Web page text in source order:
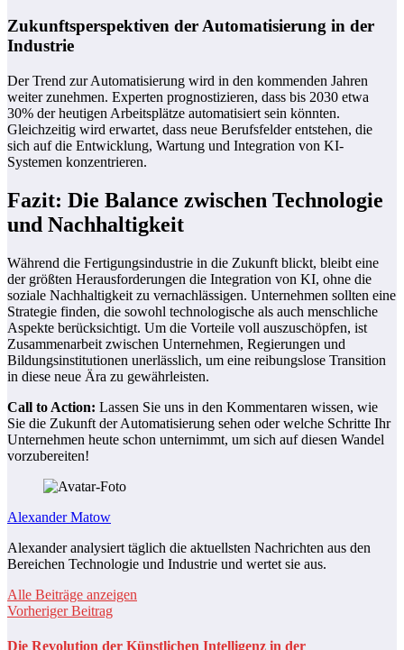
Zukunftsperspektiven der Automatisierung in der
Industrie
Der Trend zur Automatisierung wird in den kommenden Jahren
weiter zunehmen. Experten prognostizieren, dass bis 2030 etwa
30% der heutigen Arbeitsplätze automatisiert sein könnten.
Gleichzeitig wird erwartet, dass neue Berufsfelder entstehen, die
sich auf die Entwicklung, Wartung und Integration von KI-
Systemen konzentrieren.
Fazit: Die Balance zwischen Technologie
und Nachhaltigkeit
Während die Fertigungsindustrie in die Zukunft blickt, bleibt eine
der größten Herausforderungen die Integration von KI, ohne die
soziale Nachhaltigkeit zu vernachlässigen. Unternehmen sollten eine
Strategie finden, die sowohl technologische als auch menschliche
Aspekte berücksichtigt. Um die Vorteile voll auszuschöpfen, ist
Zusammenarbeit zwischen Unternehmen, Regierungen und
Bildungsinstitutionen unerlässlich, um eine reibungslose Transition
in diese neue Ära zu gewährleisten.
Call to Action: Lassen Sie uns in den Kommentaren wissen, wie
Sie die Zukunft der Automatisierung sehen oder welche Schritte Ihr
Unternehmen heute schon unternimmt, um sich auf diesen Wandel
vorzubereiten!
Alexander Matow
Alexander analysiert täglich die aktuellsten Nachrichten aus den
Bereichen Technologie und Industrie und wertet sie aus.
Alle Beiträge anzeigen
Vorheriger Beitrag
Die Revolution der Künstlichen Intelligenz in der